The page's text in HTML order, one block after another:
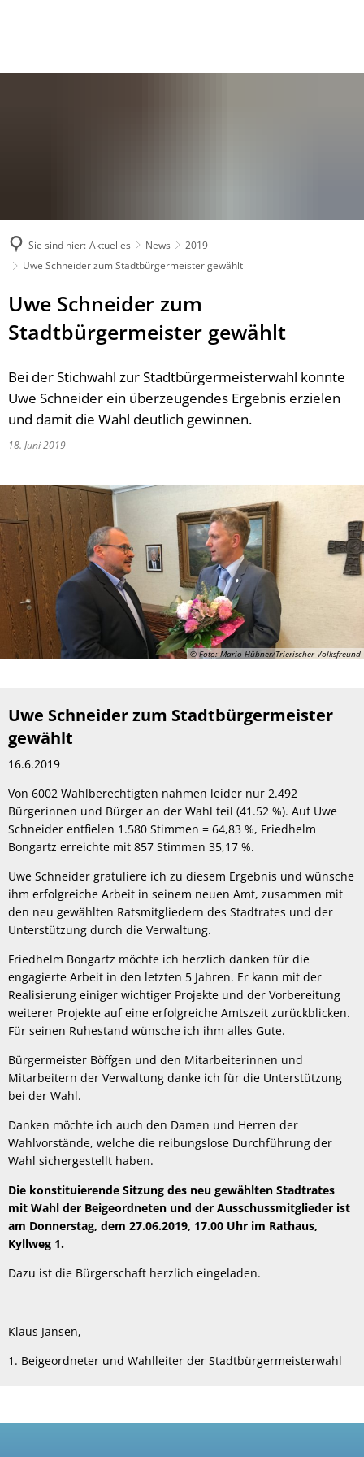
Sie sind hier: Aktuelles News
2019
Uwe Schneider zum Stadtbürgermeister gewählt
Uwe Schneider zum
Stadtbürgermeister gewählt
Bei der Stichwahl zur Stadtbürgermeisterwahl konnte
Uwe Schneider ein überzeugendes Ergebnis erzielen
und damit die Wahl deutlich gewinnen.
18. Juni 2019
© Foto: Mario Hübner/Trierischer Volksfreund
Uwe Schneider zum Stadtbürgermeister
gewählt
16.6.2019
Von 6002 Wahlberechtigten nahmen leider nur 2.492
Bürgerinnen und Bürger an der Wahl teil (41.52 %). Auf Uwe
Schneider entfielen 1.580 Stimmen = 64,83 %, Friedhelm
Bongartz erreichte mit 857 Stimmen 35,17 %.
Uwe Schneider gratuliere ich zu diesem Ergebnis und wünsche
ihm erfolgreiche Arbeit in seinem neuen Amt, zusammen mit
den neu gewählten Ratsmitgliedern des Stadtrates und der
Unterstützung durch die Verwaltung.
Friedhelm Bongartz möchte ich herzlich danken für die
engagierte Arbeit in den letzten 5 Jahren. Er kann mit der
Realisierung einiger wichtiger Projekte und der Vorbereitung
weiterer Projekte auf eine erfolgreiche Amtszeit zurückblicken.
Für seinen Ruhestand wünsche ich ihm alles Gute.
Bürgermeister Böffgen und den Mitarbeiterinnen und
Mitarbeitern der Verwaltung danke ich für die Unterstützung
bei der Wahl.
Danken möchte ich auch den Damen und Herren der
Wahlvorstände, welche die reibungslose Durchführung der
Wahl sichergestellt haben.
Die konstituierende Sitzung des neu gewählten Stadtrates
mit Wahl der Beigeordneten und der Ausschussmitglieder ist
am Donnerstag, dem 27.06.2019, 17.00 Uhr im Rathaus,
Kyllweg 1.
Dazu ist die Bürgerschaft herzlich eingeladen.
Klaus Jansen,
1. Beigeordneter und Wahlleiter der Stadtbürgermeisterwahl